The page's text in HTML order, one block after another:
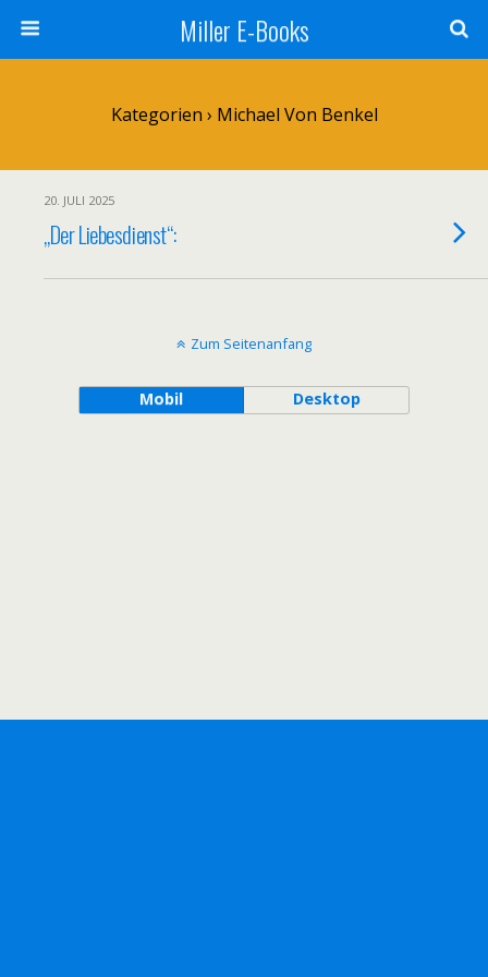
Miller E-Books
Kategorien › Michael Von Benkel
20. JULI 2025
„Der Liebesdienst“:
Zum Seitenanfang
Mobil Desktop